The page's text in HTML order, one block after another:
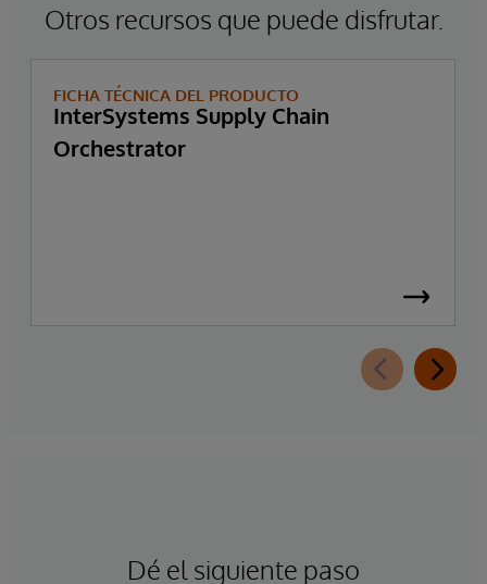
Otros recursos que puede disfrutar.
FICHA TÉCNICA DEL PRODUCTO
InterSystems Supply Chain
Orchestrator
Dé el siguiente paso